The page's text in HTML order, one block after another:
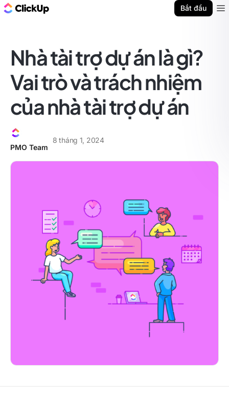
Bắt đầu
Nhà tài trợ dự án là gì?
Vai trò và trách nhiệm
của nhà tài trợ dự án
PMO Team
8 tháng 1, 2024